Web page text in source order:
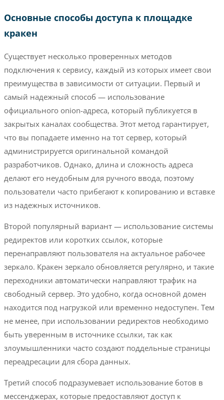
Основные способы доступа к площадке
кракен
Существует несколько проверенных методов
подключения к сервису, каждый из которых имеет свои
преимущества в зависимости от ситуации. Первый и
самый надежный способ — использование
официального onion-адреса, который публикуется в
закрытых каналах сообщества. Этот метод гарантирует,
что вы попадаете именно на тот сервер, который
администрируется оригинальной командой
разработчиков. Однако, длина и сложность адреса
делают его неудобным для ручного ввода, поэтому
пользователи часто прибегают к копированию и вставке
из надежных источников.
Второй популярный вариант — использование системы
редиректов или коротких ссылок, которые
перенаправляют пользователя на актуальное рабочее
зеркало. Кракен зеркало обновляется регулярно, и такие
переходники автоматически направляют трафик на
свободный сервер. Это удобно, когда основной домен
находится под нагрузкой или временно недоступен. Тем
не менее, при использовании редиректов необходимо
быть уверенным в источнике ссылки, так как
злоумышленники часто создают поддельные страницы
переадресации для сбора данных.
Третий способ подразумевает использование ботов в
мессенджерах, которые предоставляют доступ к